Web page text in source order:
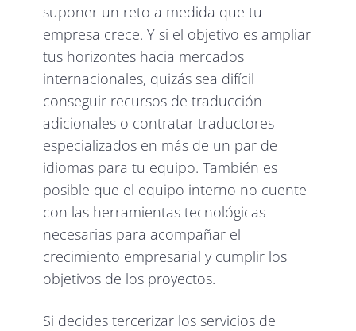
suponer un reto a medida que tu
empresa crece. Y si el objetivo es ampliar
tus horizontes hacia mercados
internacionales, quizás sea difícil
conseguir recursos de traducción
adicionales o contratar traductores
especializados en más de un par de
idiomas para tu equipo. También es
posible que el equipo interno no cuente
con las herramientas tecnológicas
necesarias para acompañar el
crecimiento empresarial y cumplir los
objetivos de los proyectos.
Si decides tercerizar los servicios de